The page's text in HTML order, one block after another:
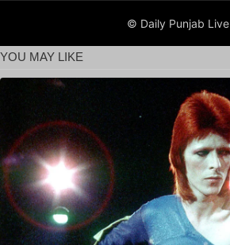
© Daily Punjab Live